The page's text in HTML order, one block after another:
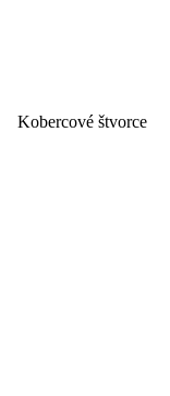
Kobercové štvorce